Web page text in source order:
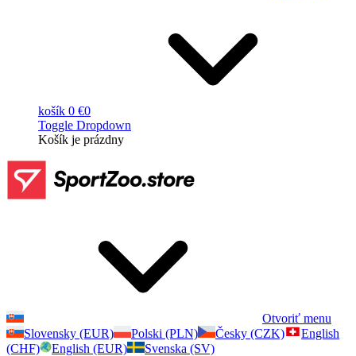
košík 0 €0
Toggle Dropdown
Košík je prázdny
Otvoriť menu
Slovensky (EUR)
Polski (PLN) Česky (CZK)
English
(CHF)
English (EUR) Svenska (SV)